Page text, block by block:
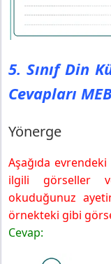
5. Sınıf Din
Cevapları
Yönerge
Aşağıda
ilgili görseller
okuduğunuz
örnekteki gibi
Cevap: